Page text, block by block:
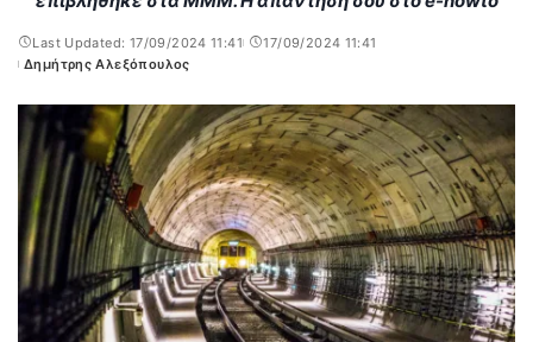
Last Updated: 17/09/2024 11:41
17/09/2024 11:41
Posted
Δημήτρης Αλεξόπουλος